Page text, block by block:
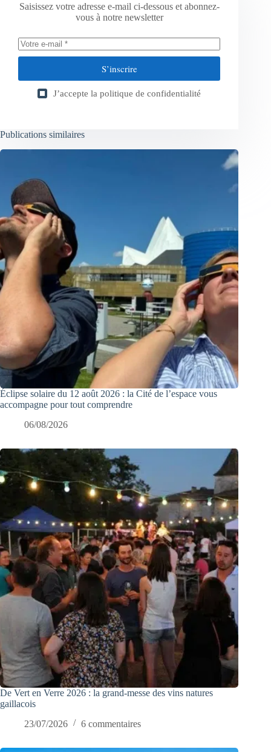
Saisissez votre adresse e-mail ci-dessous et abonnez-
vous à notre newsletter
S’inscrire
J’accepte la politique de confidentialité
Publications similaires
Éclipse solaire du 12 août 2026 : la Cité de l’espace vous
accompagne pour tout comprendre
06/08/2026
De Vert en Verre 2026 : la grand-messe des vins natures
gaillacois
23/07/2026
6 commentaires